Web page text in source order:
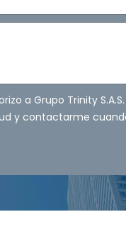
a Grupo Trinity
y contactarme